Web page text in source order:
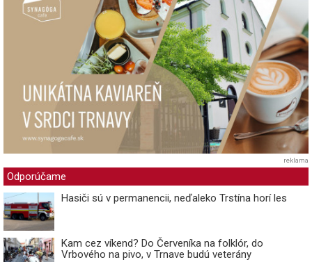
reklama
Odporúčame
Hasiči sú v permanencii, neďaleko Trstína horí les
Kam cez víkend? Do Červeníka na folklór, do
Vrbového na pivo, v Trnave budú veterány